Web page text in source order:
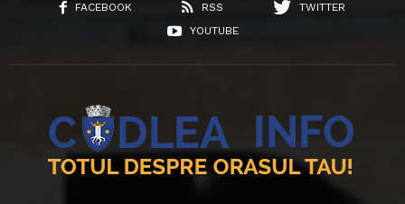
FACEBOOK RSS
TWITTER
YOUTUBE